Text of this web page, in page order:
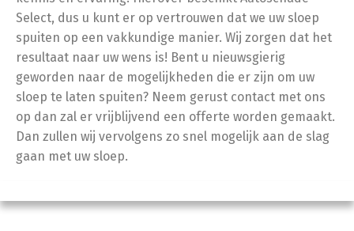
Select, dus u kunt er op vertrouwen dat we uw sloep
spuiten op een vakkundige manier. Wij zorgen dat het
resultaat naar uw wens is! Bent u nieuwsgierig
geworden naar de mogelijkheden die er zijn om uw
sloep te laten spuiten? Neem gerust contact met ons
op dan zal er vrijblijvend een offerte worden gemaakt.
Dan zullen wij vervolgens zo snel mogelijk aan de slag
gaan met uw sloep.